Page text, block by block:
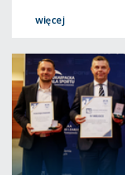
więcej